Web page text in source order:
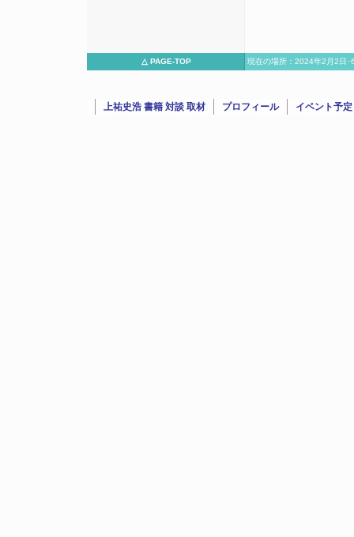
△ PAGE-TOP
現在の場所：2024年2月2日
上祐史浩 書籍 対談 取材 プロフィール イベント予定